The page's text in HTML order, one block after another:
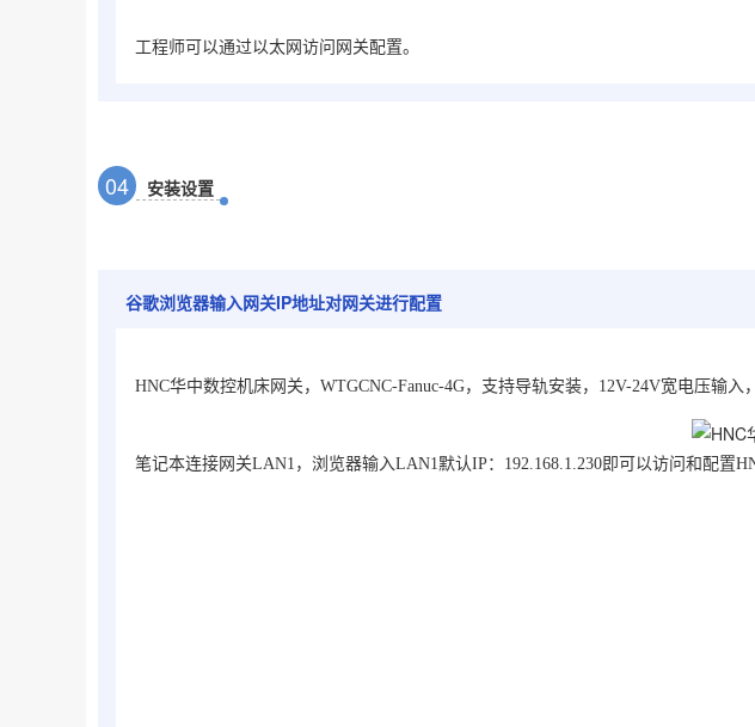
工程师可以通过以太网访问网关配置。
04 安装设置
谷歌浏览器输入网关IP地址对网关进行配置
HNC华中数控机床网关，WTGCNC-Fanuc-4G，支持导轨安装，12V-24V宽电压输入
笔记本连接网关LAN1，浏览器输入LAN1默认IP：192.168.1.230即可以访问和配置